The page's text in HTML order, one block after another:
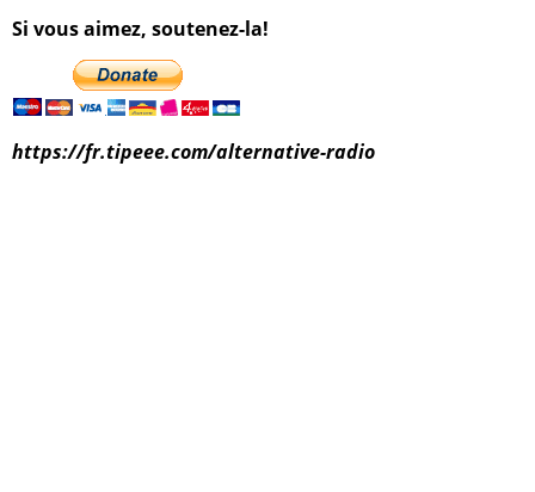
Si vous aimez, soutenez-la!
https://fr.tipeee.com/alternative-radio